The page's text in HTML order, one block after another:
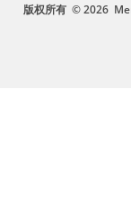
版权所有 © 2026